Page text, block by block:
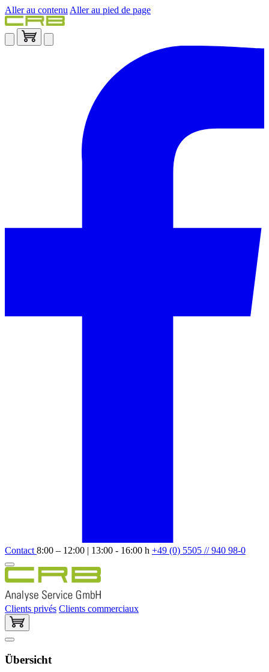
Aller au contenu Aller au pied de page
Contact 8:00 – 12:00 | 13:00 - 16:00 h +49 (0) 5505 // 940 98-0
Clients privés Clients commerciaux
Übersicht